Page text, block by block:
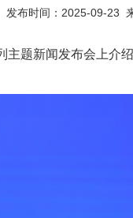
发布时间：2025-09-23
题新闻发布会上介